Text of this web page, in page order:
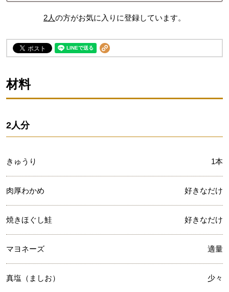
2人の方がお気に入りに登録しています。
材料
2人分
きゅうり 1本
肉厚わかめ 好きなだけ
焼きほぐし鮭 好きなだけ
マヨネーズ 適量
真塩（ましお） 少々